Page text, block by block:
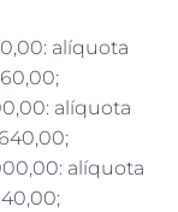
alíquota
alíquota
alíquota